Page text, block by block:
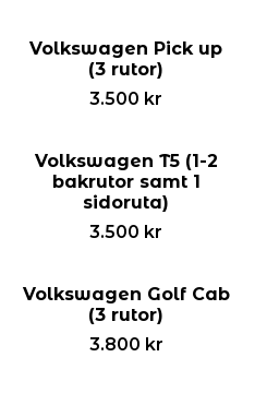
Volkswagen Pick up
(3 rutor)
3.500 kr
Volkswagen T5 (1-2
bakrutor samt 1
sidoruta)
3.500 kr
Volkswagen Golf Cab
(3 rutor)
3.800 kr